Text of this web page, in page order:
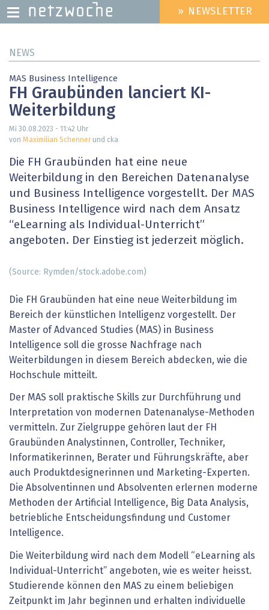
zum
HEADER
MENU
» NEWSLETTER
NEWS
MAS Business Intelligence
FH Graubünden lanciert KI-
Weiterbildung
Mi 30.08.2023 - 11:42 Uhr
von Maximilian Schennerund cka
Die FH Graubünden hat eine neue
Weiterbildung in den Bereichen Datenanalyse
und Business Intelligence vorgestellt. Der MAS
Business Intelligence wird nach dem Ansatz
“eLearning als Individual-Unterricht”
angeboten. Der Einstieg ist jederzeit möglich.
(Source: Rymden/stock.adobe.com)
Die FH Graubünden hat eine neue Weiterbildung im
Bereich der künstlichen Intelligenz vorgestellt. Der
Master of Advanced Studies (MAS) in Business
Intelligence soll die grosse Nachfrage nach
Weiterbildungen in diesem Bereich abdecken, wie die
Hochschule mitteilt.
Der MAS soll praktische Skills zur Durchführung und
Interpretation von modernen Datenanalyse-Methoden
vermitteln. Zur Zielgruppe gehören laut der FH
Graubünden Analystinnen, Controller, Techniker,
Informatikerinnen, Berater und Führungskräfte, aber
auch Produktdesignerinnen und Marketing-Experten.
Die Absolventinnen und Absolventen erlernen moderne
Methoden der Artificial Intelligence, Big Data Analysis,
betriebliche Entscheidungsfindung und Customer
Intelligence.
Die Weiterbildung wird nach dem Modell “eLearning als
Individual-Unterricht” angeboten, wie es weiter heisst.
Studierende können den MAS zu einem beliebigen
Zeitpunkt im Jahr beginnen und erhalten individuelle